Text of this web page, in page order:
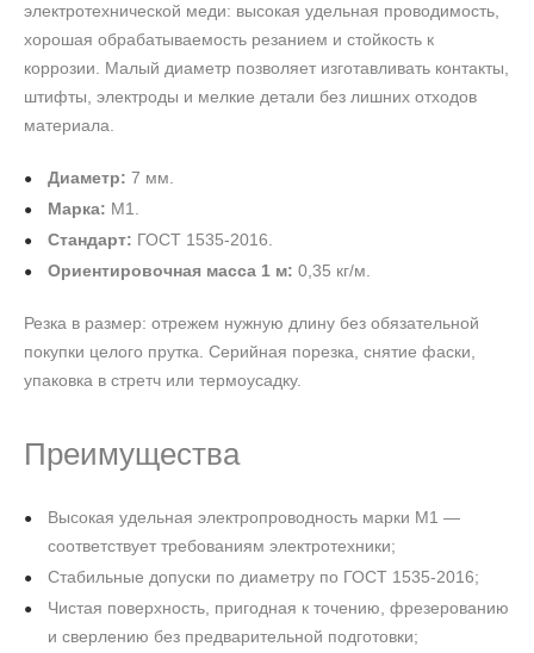
электротехнической меди: высокая удельная проводимость,
хорошая обрабатываемость резанием и стойкость к
коррозии. Малый диаметр позволяет изготавливать контакты,
штифты, электроды и мелкие детали без лишних отходов
материала.
Диаметр: 7 мм.
Марка: М1.
Стандарт: ГОСТ 1535-2016.
Ориентировочная масса 1 м: 0,35 кг/м.
Резка в размер: отрежем нужную длину без обязательной
покупки целого прутка. Серийная порезка, снятие фаски,
упаковка в стретч или термоусадку.
Преимущества
Высокая удельная электропроводность марки М1 —
соответствует требованиям электротехники;
Стабильные допуски по диаметру по ГОСТ 1535-2016;
Чистая поверхность, пригодная к точению, фрезерованию
и сверлению без предварительной подготовки;